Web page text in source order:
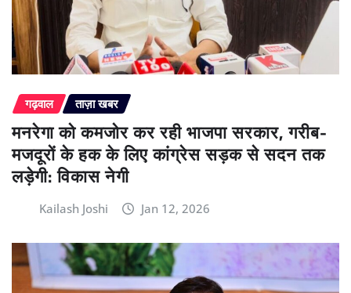
गढ़वाल ताज़ा खबर
मनरेगा को कमजोर कर रही भाजपा सरकार, गरीब-
मजदूरों के हक के लिए कांग्रेस सड़क से सदन तक
लड़ेगी: विकास नेगी
Kailash Joshi Jan 12, 2026